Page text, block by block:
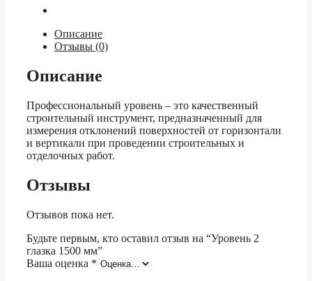
Описание
Отзывы (0)
Описание
Профессиональный уровень – это качественный
строительный инструмент, предназначенный для
измерения отклонений поверхностей от горизонтали
и вертикали при проведении строительных и
отделочных работ.
Отзывы
Отзывов пока нет.
Будьте первым, кто оставил отзыв на “Уровень 2
глазка 1500 мм”
Ваша оценка *